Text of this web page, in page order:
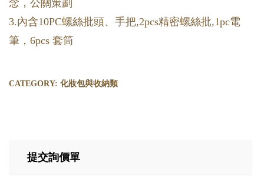
念，公關策劃
3.內含10PC螺絲批頭、手把,2pcs精密螺絲批,1pc電
筆，6pcs 套筒
CATEGORY: 化妝包與收納類
提交詢價單